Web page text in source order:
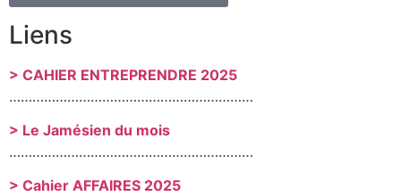
Liens
> CAHIER ENTREPRENDRE 2025
………………………………………………………
> Le Jamésien du mois
………………………………………………………
> Cahier AFFAIRES 2025